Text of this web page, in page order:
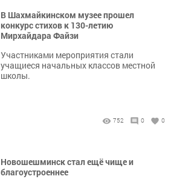
В Шахмайкинском музее прошел
конкурс стихов к 130-летию
Мирхайдара Файзи
Участниками мероприятия стали
учащиеся начальных классов местной
школы.
752 0 0
Новошешминск стал ещё чище и
благоустроеннее